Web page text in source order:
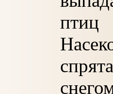
птиц